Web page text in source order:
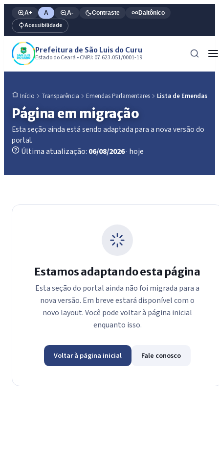
A+ A A- Contraste Daltônico
Acessibilidade
Prefeitura de São Luis do Curu
Estado do Ceará • CNPJ: 07.623.051/0001-19
Início Transparência Emendas Parlamentares Lista de Emendas
Página em migração
Esta seção ainda está sendo adaptada para a nova versão do
portal.
Última atualização: 06/08/2026· hoje
Estamos adaptando esta página
Esta seção do portal ainda não foi migrada para a
nova versão. Em breve estará disponível com o
novo layout. Você pode voltar à página inicial
enquanto isso.
Voltar à página inicial Fale conosco